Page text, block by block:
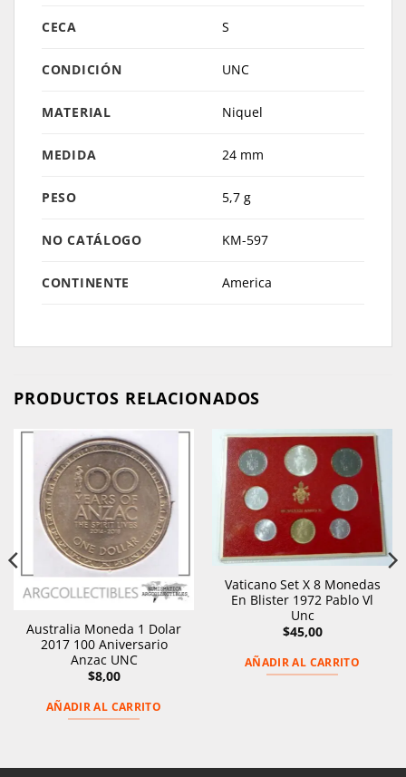
CECA S
CONDICIÓN UNC
MATERIAL Niquel
MEDIDA 24 mm
PESO 5,7 g
NO CATÁLOGO KM-597
CONTINENTE America
PRODUCTOS RELACIONADOS
Australia Moneda 1 Dolar
2017 100 Aniversario
Anzac UNC
$8,00
AÑADIR AL CARRITO
Vaticano Set X 8 Monedas
En Blister 1972 Pablo Vl
Unc
$45,00
AÑADIR AL CARRITO